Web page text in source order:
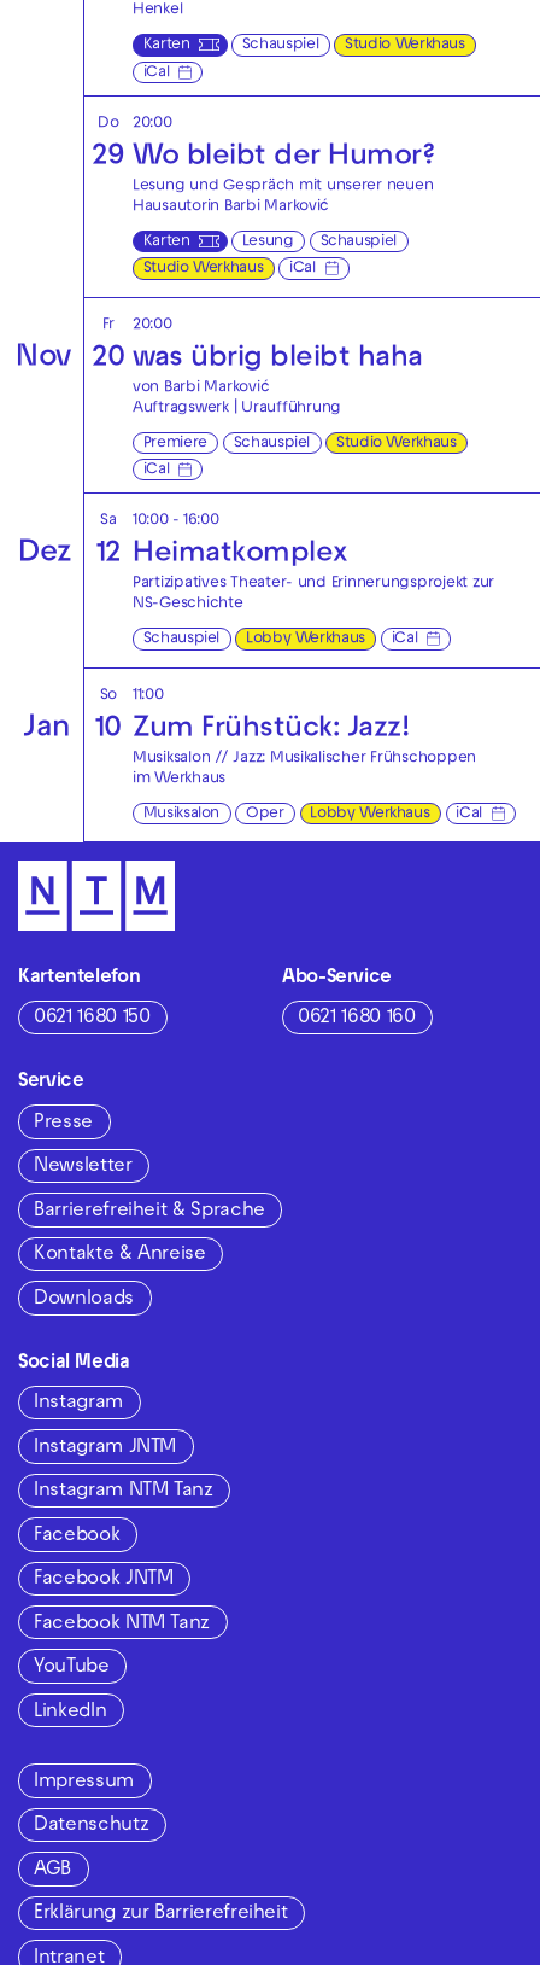
Henkel
Karten Schauspiel
Studio Werkhaus
iCal
Do
29
20:00
Wo bleibt der Humor?
Lesung und Gespräch mit unserer neuen
Hausautorin Barbi Marković
Karten Lesung
Schauspiel
Studio Werkhaus
iCal
Nov
Fr
20
20:00
was übrig bleibt haha
von Barbi Marković
Auftragswerk | Uraufführung
Premiere Schauspiel
Studio Werkhaus
iCal
Dez
Sa
12
10:00 - 16:00
Heimatkomplex
Partizipatives Theater- und Erinnerungsprojekt zur
NS-Geschichte
Schauspiel Lobby Werkhaus iCal
Jan
So
10
11:00
Zum Frühstück: Jazz!
Musiksalon // Jazz: Musikalischer Frühschoppen
im Werkhaus
Musiksalon Oper Lobby Werkhaus iCal
Kartentelefon
0621 1680 150
Abo-Service
0621 1680 160
Service
Presse
Newsletter
Barrierefreiheit & Sprache
Kontakte & Anreise
Downloads
Social Media
Instagram
Instagram JNTM
Instagram NTM Tanz
Facebook
Facebook JNTM
Facebook NTM Tanz
YouTube
LinkedIn
Impressum
Datenschutz
AGB
Erklärung zur Barrierefreiheit
Intranet